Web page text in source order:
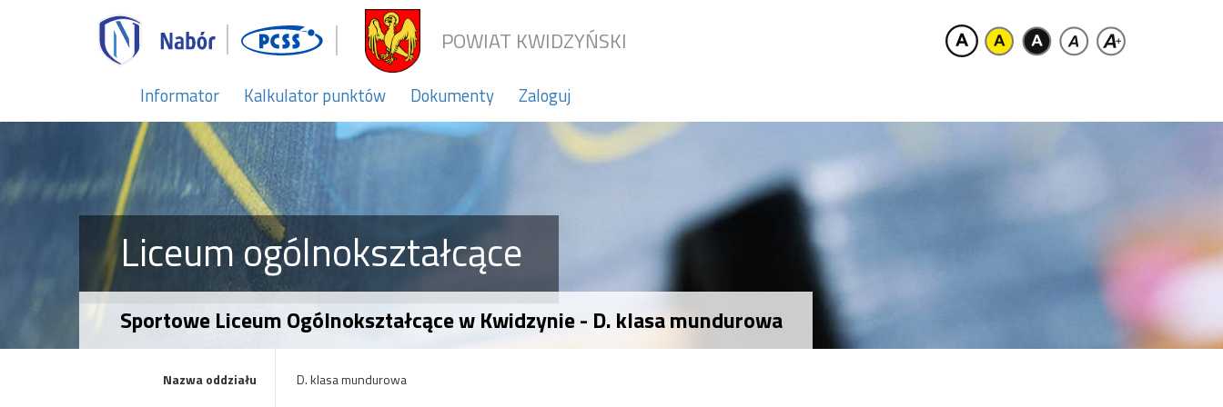
POWIAT KWIDZYŃSKI
Informator Kalkulator punktów Dokumenty Zaloguj
Liceum ogólnokształcące
Sportowe Liceum Ogólnokształcące w Kwidzynie - D. klasa mundurowa
Nazwa oddziału D. klasa mundurowa